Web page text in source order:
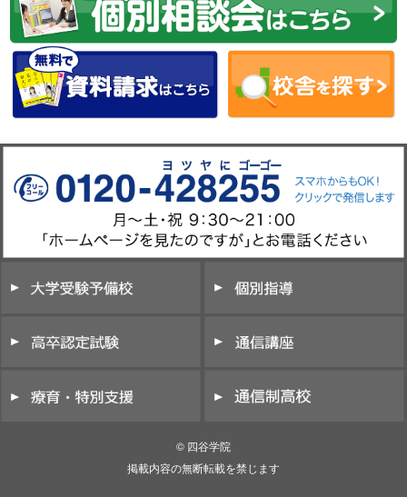
© 四谷学院
掲載内容の無断転載を禁じます